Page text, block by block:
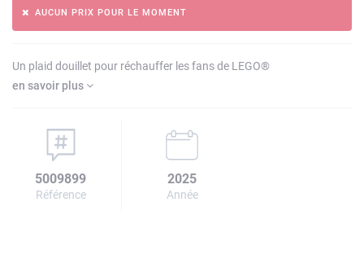
AUCUN PRIX POUR LE MOMENT
Un plaid douillet pour réchauffer les fans de LEGO®
en savoir plus
5009899
Référence
2025
Année